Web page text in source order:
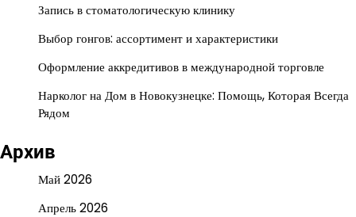
Запись в стоматологическую клинику
Выбор гонгов: ассортимент и характеристики
Оформление аккредитивов в международной торговле
Нарколог на Дом в Новокузнецке: Помощь, Которая Всегда
Рядом
Архив
Май 2026
Апрель 2026